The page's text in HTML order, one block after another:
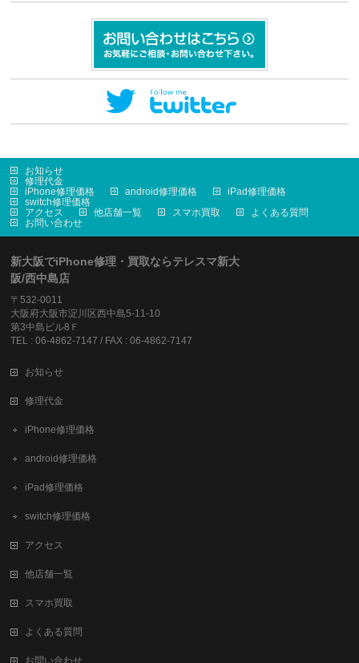
お知らせ
修理代金
iPhone修理価格
android修理価格
iPad修理価格
switch修理価格
アクセス
他店舗一覧 スマホ買取
よくある質問
お問い合わせ
新大阪でiPhone修理・買取ならテレスマ新大
阪/西中島店
〒532-0011
大阪府大阪市淀川区西中島5-11-10
第3中島ビル8Ｆ
TEL : 06-4862-7147 / FAX : 06-4862-7147
お知らせ
修理代金
iPhone修理価格
android修理価格
iPad修理価格
switch修理価格
アクセス
他店舗一覧
スマホ買取
よくある質問
お問い合わせ